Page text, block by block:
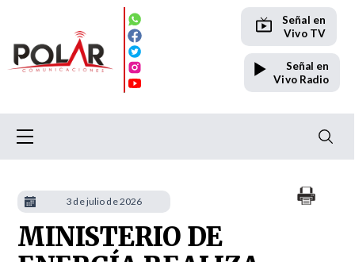
Señal en
Vivo TV
Señal en
Vivo Radio
MINISTERIO DE
3 de julio de 2026